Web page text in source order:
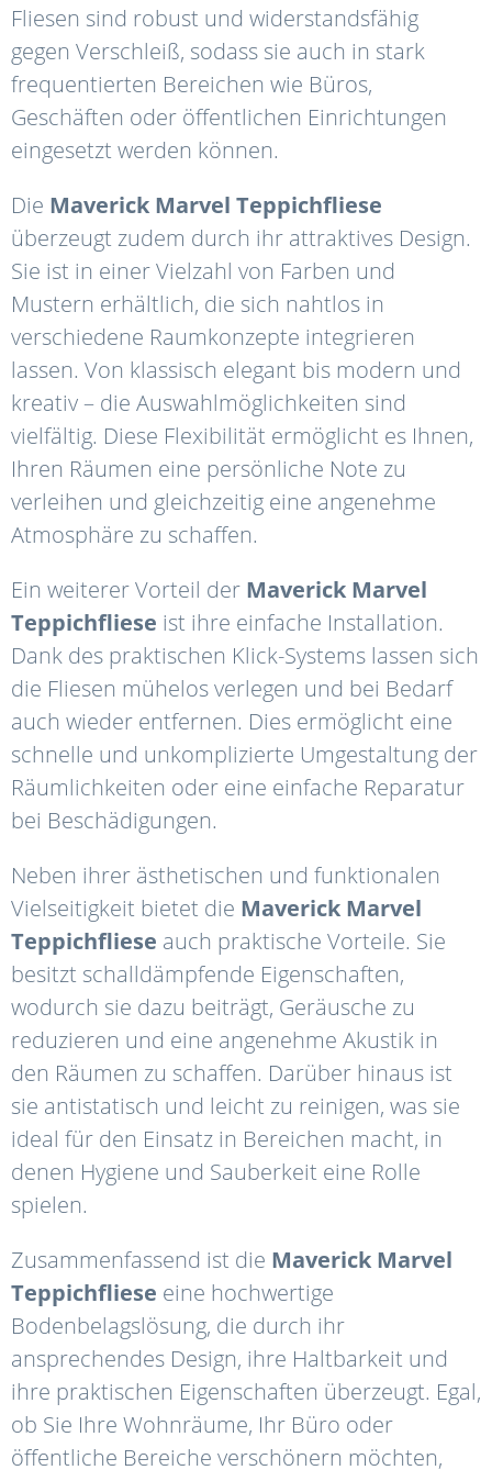
Fliesen sind robust und widerstandsfähig
gegen Verschleiß, sodass sie auch in stark
frequentierten Bereichen wie Büros,
Geschäften oder öffentlichen Einrichtungen
eingesetzt werden können.
Die Maverick Marvel Teppichfliese
überzeugt zudem durch ihr attraktives Design.
Sie ist in einer Vielzahl von Farben und
Mustern erhältlich, die sich nahtlos in
verschiedene Raumkonzepte integrieren
lassen. Von klassisch elegant bis modern und
kreativ – die Auswahlmöglichkeiten sind
vielfältig. Diese Flexibilität ermöglicht es Ihnen,
Ihren Räumen eine persönliche Note zu
verleihen und gleichzeitig eine angenehme
Atmosphäre zu schaffen.
Ein weiterer Vorteil der Maverick Marvel
Teppichfliese ist ihre einfache Installation.
Dank des praktischen Klick-Systems lassen sich
die Fliesen mühelos verlegen und bei Bedarf
auch wieder entfernen. Dies ermöglicht eine
schnelle und unkomplizierte Umgestaltung der
Räumlichkeiten oder eine einfache Reparatur
bei Beschädigungen.
Neben ihrer ästhetischen und funktionalen
Vielseitigkeit bietet die Maverick Marvel
Teppichfliese auch praktische Vorteile. Sie
besitzt schalldämpfende Eigenschaften,
wodurch sie dazu beiträgt, Geräusche zu
reduzieren und eine angenehme Akustik in
den Räumen zu schaffen. Darüber hinaus ist
sie antistatisch und leicht zu reinigen, was sie
ideal für den Einsatz in Bereichen macht, in
denen Hygiene und Sauberkeit eine Rolle
spielen.
Zusammenfassend ist die Maverick Marvel
Teppichfliese eine hochwertige
Bodenbelagslösung, die durch ihr
ansprechendes Design, ihre Haltbarkeit und
ihre praktischen Eigenschaften überzeugt. Egal,
ob Sie Ihre Wohnräume, Ihr Büro oder
öffentliche Bereiche verschönern möchten,